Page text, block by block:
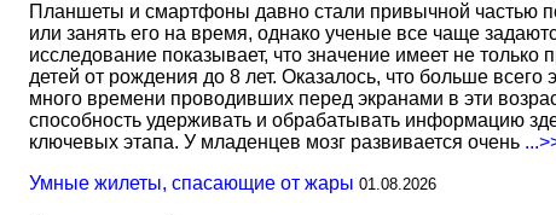
Планшеты и смартфоны давно стали привычной частью
или занять его на время, однако ученые все чаще
исследование показывает, что значение имеет не
детей от рождения до 8 лет. Оказалось, что больше
много времени проводивших перед экранами в эти
способность удерживать и обрабатывать информацию
ключевых этапа. У младенцев мозг развивается очень
Умные жилеты, спасающие от жары 01.08.2026